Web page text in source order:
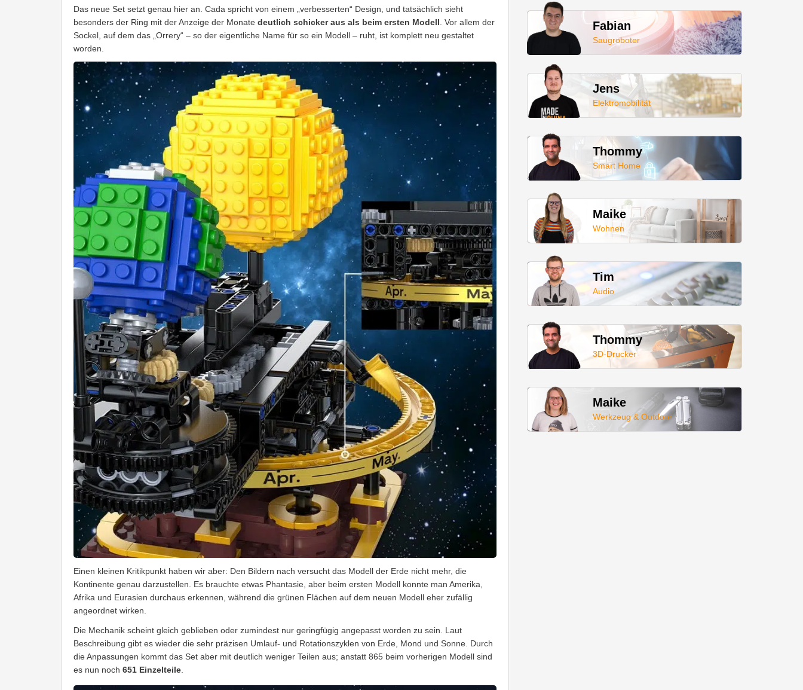
Das neue Set setzt genau hier an. Cada spricht von einem „verbesserten“ Design, und tatsächlich sieht
besonders der Ring mit der Anzeige der Monate deutlich schicker aus als beim ersten Modell . Vor allem der
Sockel, auf dem das „Orrery“ – so der eigentliche Name für so ein Modell – ruht, ist komplett neu gestaltet
worden.
Einen kleinen Kritikpunkt haben wir aber: Den Bildern nach versucht das Modell der Erde nicht mehr, die
Kontinente genau darzustellen. Es brauchte etwas Phantasie, aber beim ersten Modell konnte man Amerika,
Afrika und Eurasien durchaus erkennen, während die grünen Flächen auf dem neuen Modell eher zufällig
angeordnet wirken.
Die Mechanik scheint gleich geblieben oder zumindest nur geringfügig angepasst worden zu sein. Laut
Beschreibung gibt es wieder die sehr präzisen Umlauf- und Rotationszyklen von Erde, Mond und Sonne. Durch
die Anpassungen kommt das Set aber mit deutlich weniger Teilen aus; anstatt 865 beim vorherigen Modell sind
es nun noch 651 Einzelteile
Fabian
Saugroboter
Jens
Elektromobilität
Thommy
Smart Home
Maike
Wohnen
Tim
Audio
Thommy
3D-Drucker
Maike
Werkzeug & Outdoor